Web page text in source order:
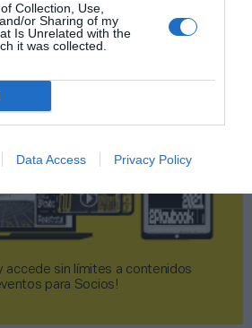
Collection, Use,
or Sharing of my
Is Unrelated with the
it was collected.
Data Access Privacy Policy
accede sin límites a contenidos
para Socios!​​​​​​​